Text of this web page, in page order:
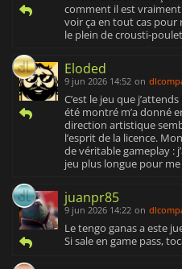
comment il est
voir ça en tout cas
le plein de crousti-
Eloded
9 jun 2026 14:52 on
C’est le jeu que
été montré m’a donné
direction artistique
l’esprit de la licence.
de véritable gameplay :
jeu plus longue pour
juanpr85
9 jun 2026 14:22 on
Le tengo ganas a este
Si sale en game pass,